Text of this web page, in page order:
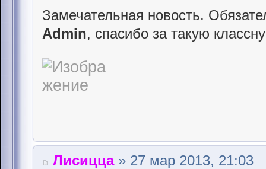
Замечательная новость.
Admin, спасибо за такую
Лисицца» 27 мар 2013, 21:03